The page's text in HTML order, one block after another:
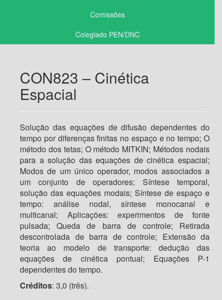
Comissões
Colegiado PEN/DNC
CON823 – Cinética
Espacial
Solução das equações de difusão dependentes do
tempo por diferenças finitas no espaço e no tempo; O
método dos tetas; O método MITKIN; Métodos nodais
para a solução das equações de cinética espacial;
Modos de um único operador, modos associados a
um conjunto de operadores; Síntese temporal,
solução das equações modais; Síntese de espaço e
tempo: análise nodal, síntese monocanal e
multicanal; Aplicações: experimentos de fonte
pulsada; Queda de barra de controle; Retirada
descontrolada de barra de controle; Extensão da
teoria ao modelo de transporte: dedução das
equações de cinética pontual; Equações P-1
dependentes do tempo.
Créditos: 3,0 (três).